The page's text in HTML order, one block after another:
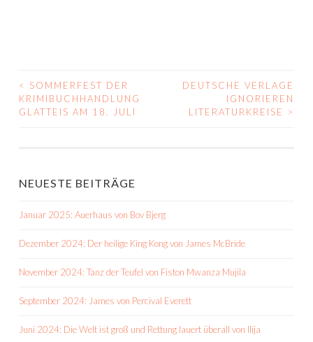
BEITRAGS-
NAVIGATION
<
SOMMERFEST DER
KRIMIBUCHHANDLUNG
GLATTEIS AM 18. JULI
DEUTSCHE VERLAGE
IGNORIEREN
LITERATURKREISE
>
NEUESTE BEITRÄGE
Januar 2025: Auerhaus von Bov Bjerg
Dezember 2024: Der heilige King Kong von James McBride
November 2024: Tanz der Teufel von Fiston Mwanza Mujila
September 2024: James von Percival Everett
Juni 2024: Die Welt ist groß und Rettung lauert überall von Ilija